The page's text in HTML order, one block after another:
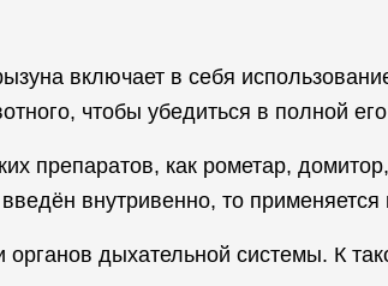
включает в себя
чтобы убедиться в полной
препаратов, как рометар,
внутривенно, то
органов дыхательной системы. К